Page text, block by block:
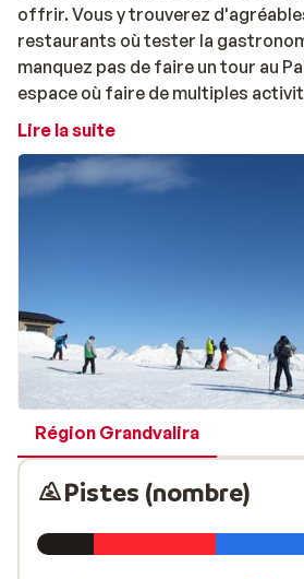
offrir. Vous y trouverez
restaurants où tester la
manquez pas de faire un tour au
espace où faire de multiples
patinoire olympique, une piscine,
Lire la suite
Région Grandvalira
Pistes (nombre)